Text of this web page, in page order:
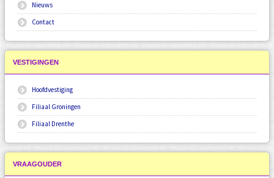
Nieuws
Contact
VESTIGINGEN
Hoofdvestiging
Filiaal Groningen
Filiaal Drenthe
VRAAGOUDER